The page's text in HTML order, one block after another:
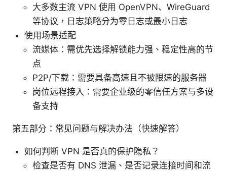
大多数主流 VPN 使用 OpenVPN、WireGuard
等协议，日志策略分为零日志或最小日志
使用场景适配
流媒体：需优先选择解锁能力强、稳定性高的节
点
P2P/下载：需要具备高速且不被限速的服务器
岗位远程接入：需要企业级的零信任方案与多设
备支持
第五部分：常见问题与解决办法（快速解答）
如何判断 VPN 是否真的保护隐私？
检查是否有 DNS 泄漏、是否记录连接时间和流